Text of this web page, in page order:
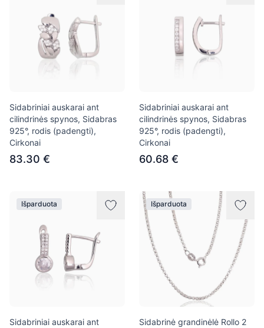
Sidabriniai auskarai ant
cilindrinės spynos, Sidabras
925°, rodis (padengti),
Cirkonai
83.30 €
Sidabriniai auskarai ant
cilindrinės spynos, Sidabras
925°, rodis (padengti),
Cirkonai
60.68 €
Išparduota
Sidabriniai auskarai ant
Išparduota
Sidabrinė grandinėlė Rollo 2